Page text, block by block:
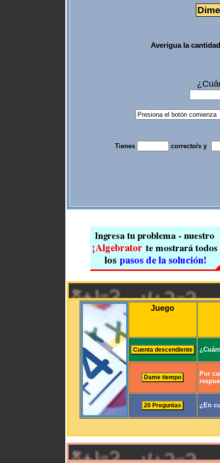
Averigua la
Tienes correcto/s y
Juego
Por
¿En